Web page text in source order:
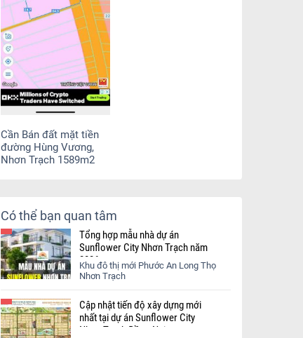
Cần Bán đất mặt tiền
đường Hùng Vương,
Nhơn Trạch 1589m2
Có thể bạn quan tâm
Tổng hợp mẫu nhà dự án
Sunflower City Nhơn Trạch năm
2026
Khu đô thị mới Phước An Long Thọ
Nhơn Trạch
Cập nhật tiến độ xây dựng mới
nhất tại dự án Sunflower City
Nhơn Trạch Đồng Nai.